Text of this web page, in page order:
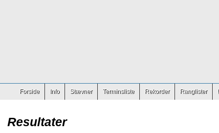
Forside Info Stævner Terminsliste Rekorder Ranglister
Resultater